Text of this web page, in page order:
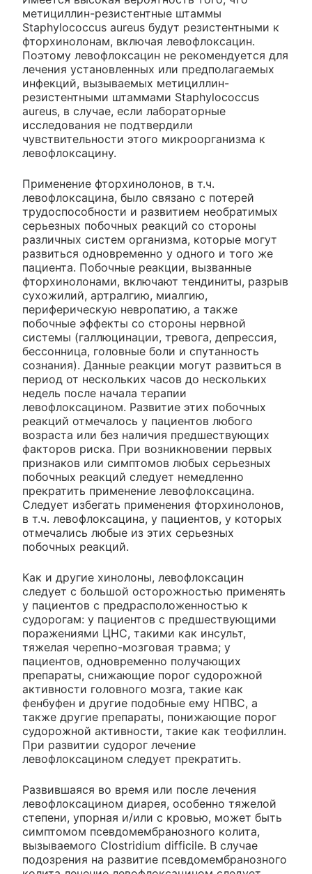
метициллин-резистентные штаммы
Staphylococcus aureus будут резистентными к
фторхинолонам, включая левофлоксацин.
Поэтому левофлоксацин не рекомендуется для
лечения установленных или предполагаемых
инфекций, вызываемых метициллин-
резистентными штаммами Staphylococcus
aureus, в случае, если лабораторные
исследования не подтвердили
чувствительности этого микроорганизма к
левофлоксацину.
Применение фторхинолонов, в т.ч.
левофлоксацина, было связано с потерей
трудоспособности и развитием необратимых
серьезных побочных реакций со стороны
различных систем организма, которые могут
развиться одновременно у одного и того же
пациента. Побочные реакции, вызванные
фторхинолонами, включают тендиниты, разрыв
сухожилий, артралгию, миалгию,
периферическую невропатию, а также
побочные эффекты со стороны нервной
системы (галлюцинации, тревога, депрессия,
бессонница, головные боли и спутанность
сознания). Данные реакции могут развиться в
период от нескольких часов до нескольких
недель после начала терапии
левофлоксацином. Развитие этих побочных
реакций отмечалось у пациентов любого
возраста или без наличия предшествующих
факторов риска. При возникновении первых
признаков или симптомов любых серьезных
побочных реакций следует немедленно
прекратить применение левофлоксацина.
Следует избегать применения фторхинолонов,
в т.ч. левофлоксацина, у пациентов, у которых
отмечались любые из этих серьезных
побочных реакций.
Как и другие хинолоны, левофлоксацин
следует с большой осторожностью применять
у пациентов с предрасположенностью к
судорогам: у пациентов с предшествующими
поражениями ЦНС, такими как инсульт,
тяжелая черепно-мозговая травма; у
пациентов, одновременно получающих
препараты, снижающие порог судорожной
активности головного мозга, такие как
фенбуфен и другие подобные ему НПВС, а
также другие препараты, понижающие порог
судорожной активности, такие как теофиллин.
При развитии судорог лечение
левофлоксацином следует прекратить.
Развившаяся во время или после лечения
левофлоксацином диарея, особенно тяжелой
степени, упорная и/или с кровью, может быть
симптомом псевдомембранозного колита,
вызываемого Clostridium difficile. В случае
подозрения на развитие псевдомембранозного